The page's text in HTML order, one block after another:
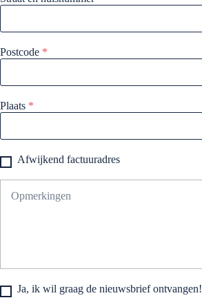
Postcode *
Plaats *
Afwijkend factuuradres
Ja, ik wil graag de nieuwsbrief ontvangen!